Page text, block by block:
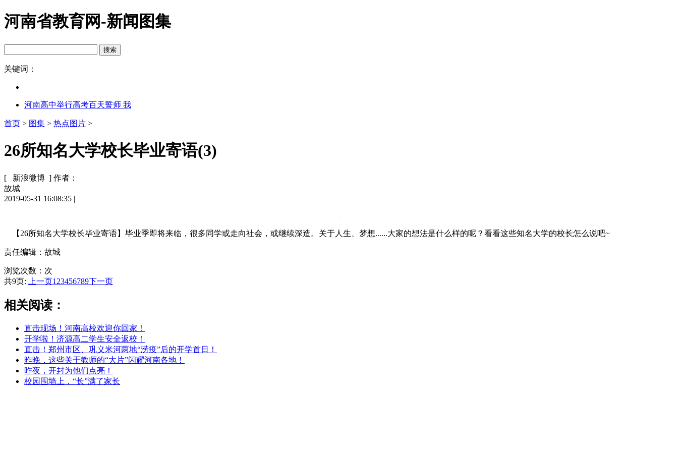
河南省教育网-新闻图集
关键词：
河南高中举行高考百天誓师 我
首页 > 图集 > 热点图片 >
26所知名大学校长毕业寄语(3)
[ 新浪微博 ] 作者：
故城
2019-05-31 16:08:35 |
【26所知名大学校长毕业寄语】毕业季即将来临，很多同学或走向社会，或继续深造。关于人生、梦想......大家的想法是什么样的呢？看看这些知名大学的校长怎么说吧~
责任编辑：故城
浏览次数： 次
共9页:
上一页1 23456789下一页
相关阅读：
直击现场！河南高校欢迎你回家！
开学啦！济源高二学生安全返校！
直击！郑州市区、巩义米河两地“涝疫”后的开学首日！
昨晚，这些关于教师的“大片”闪耀河南各地！
昨夜，开封为他们点亮！
校园围墙上，“长”满了家长